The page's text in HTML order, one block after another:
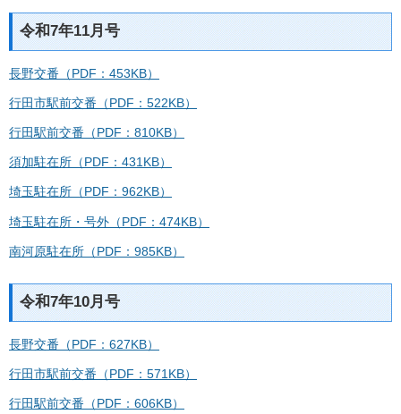
令和7年11月号
長野交番（PDF：453KB）
行田市駅前交番（PDF：522KB）
行田駅前交番（PDF：810KB）
須加駐在所（PDF：431KB）
埼玉駐在所（PDF：962KB）
埼玉駐在所・号外（PDF：474KB）
南河原駐在所（PDF：985KB）
令和7年10月号
長野交番（PDF：627KB）
行田市駅前交番（PDF：571KB）
行田駅前交番（PDF：606KB）